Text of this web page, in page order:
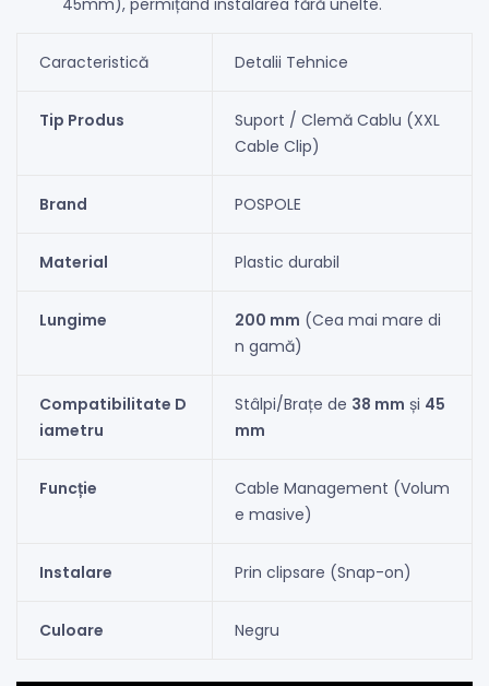
Caracteristică Detalii Tehnice
Tip Produs
Suport / Clemă Cablu (XXL
Cable Clip)
Brand POSPOLE
Material Plastic durabil
Lungime 200 mm (Cea mai mare di
n gamă)
Compatibilitate D
iametru
Stâlpi/Brațe de 38 mm și 45
mm
Funcție
Cable Management (Volum
e masive)
Instalare Prin clipsare (Snap-on)
Culoare Negru